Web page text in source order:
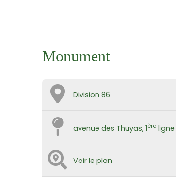
Monument
Division 86
avenue des Thuyas, 1ère ligne
Voir le plan